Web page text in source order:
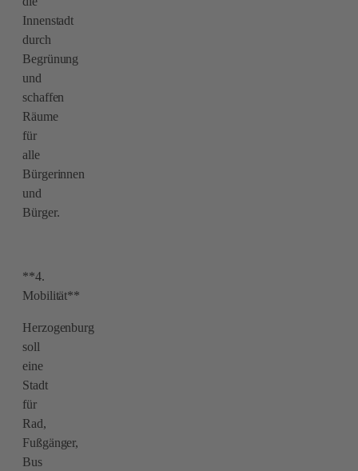
Innenstadt
durch
Begrünung
und
schaffen
Räume
für
alle
Bürgerinnen
und
Bürger.
**4.
Mobilität**
Herzogenburg
soll
eine
Stadt
für
Rad,
Fußgänger,
Bus